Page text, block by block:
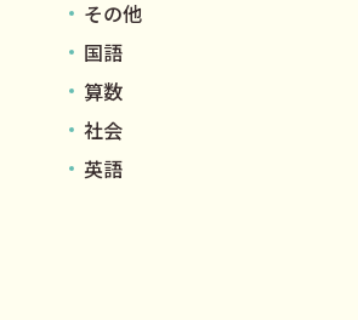
その他
国語
算数
社会
英語